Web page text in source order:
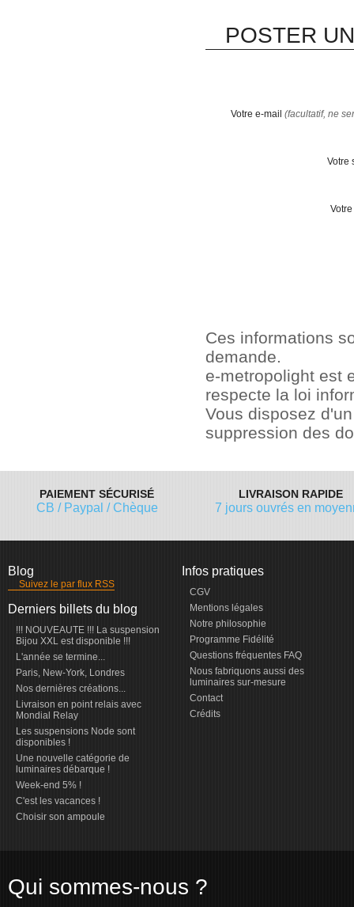
POSTER
Votre e-mail (facultatif, ne
Votre
Ces informations
demande.
e-metropolight est
respecte la loi
Vous disposez
suppression des
PAIEMENT SÉCURISÉ
CB / Paypal / Chèque
LIVRAISON RAPIDE
7 jours ouvrés en
Blog
Suivez le par flux RSS
Derniers billets du blog
!!! NOUVEAUTE !!! La suspension
Bijou XXL est disponible !!!
L'année se termine...
Paris, New-York, Londres
Nos dernières créations...
Livraison en point relais avec
Mondial Relay
Les suspensions Node sont
disponibles !
Une nouvelle catégorie de
luminaires débarque !
Week-end 5% !
C'est les vacances !
Choisir son ampoule
Infos pratiques
CGV
Mentions légales
Notre philosophie
Programme Fidélité
Questions fréquentes FAQ
Nous fabriquons aussi des
luminaires sur-mesure
Contact
Crédits
Qui sommes-nous ?